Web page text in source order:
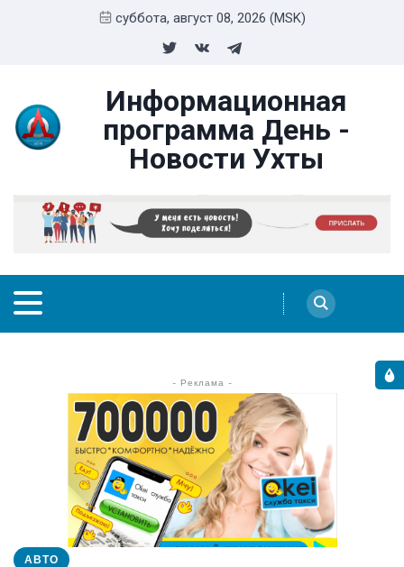
суббота, август 08, 2026 (MSK)
Информационная
программа День -
Новости Ухты
- Реклама -
АВТО